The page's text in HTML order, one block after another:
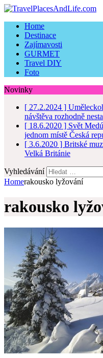
Home
Destinace
Zajímavosti
GURMET
Travel DIY
Foto
Novinky
[ 27.2.2024 ]
návštěva rozhodně
[ 18.6.2020 ] Svět
jednom místě Česká
[ 3.6.2020 ] Britské
Velká Británie
Vyhledávání
Homerakousko lyžování
rakousko